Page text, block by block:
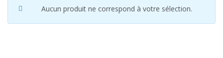
Aucun produit ne correspond à votre sélection.